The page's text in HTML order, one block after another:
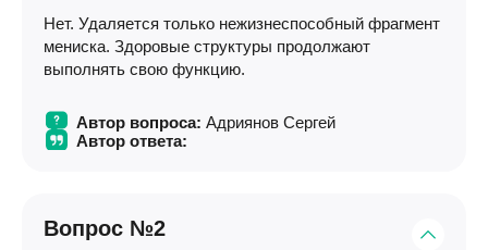
Нет. Удаляется только нежизнеспособный фрагмент
мениска. Здоровые структуры продолжают
выполнять свою функцию.
Автор вопроса: Адриянов Сергей
Автор ответа:
Вопрос №2